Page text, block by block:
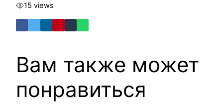
15 views
Вам также может
понравиться